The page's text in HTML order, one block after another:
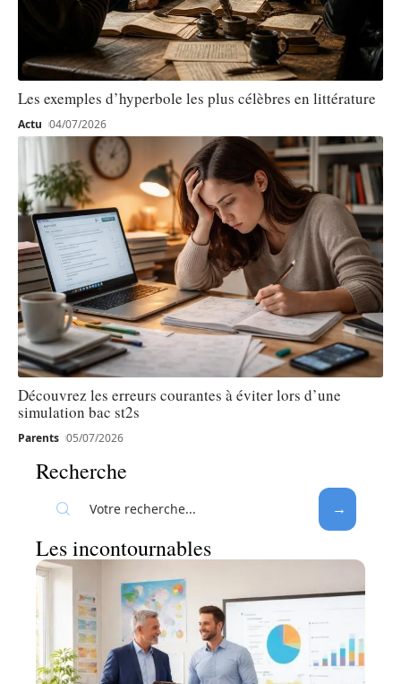
Les exemples d’hyperbole les plus célèbres en littérature
Actu 04/07/2026
Découvrez les erreurs courantes à éviter lors d’une
simulation bac st2s
Parents 05/07/2026
Recherche
Les incontournables